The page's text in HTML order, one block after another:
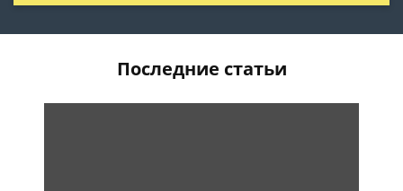
Последние статьи